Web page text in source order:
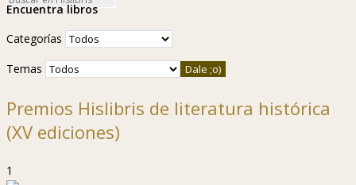
Encuentra libros
Categorías
Temas
Premios Hislibris de literatura histórica
(XV ediciones)
1